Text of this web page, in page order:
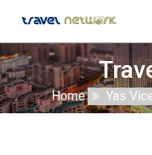
Home Yas